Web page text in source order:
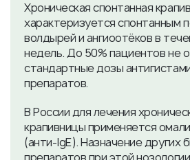
Хроническая спонтанная
характеризуется спонтанным
волдырей и ангиоотёков в
недель. До 50% пациентов не
стандартные дозы
препаратов.
В России для лечения
крапивницы применяется
(анти‑IgE). Назначение других